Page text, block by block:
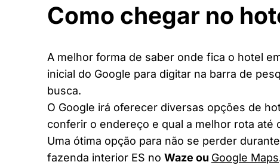
Como chegar no
A melhor forma de saber onde fica o hotel
inicial do Google para digitar na barra de
busca.
O Google irá oferecer diversas opções de
conferir o endereço e qual a melhor rota até
Uma ótima opção para não se perder
fazenda interior ES no Waze ou Google Maps